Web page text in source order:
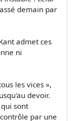
demain par
admet ces
ni
les vices »,
devoir.
sont
par une